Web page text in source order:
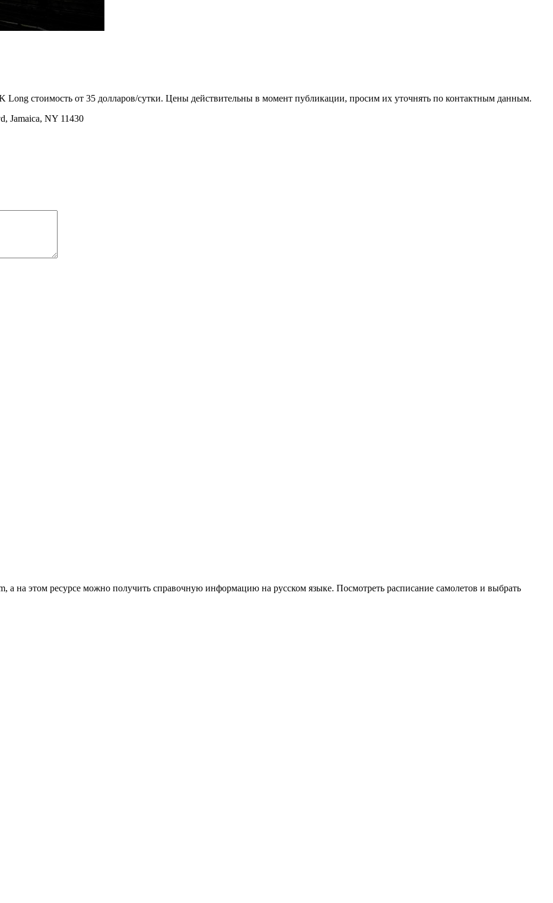
стоимость от 35 долларов/сутки. Цены действительны в момент публикации, просим их уточнять по контактным данным.
Jamaica, NY 11430
на этом ресурсе можно получить справочную информацию на русском языке. Посмотреть расписание самолетов и выбрать